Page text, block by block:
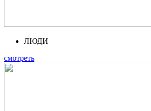
ЛЮДИ
смотреть